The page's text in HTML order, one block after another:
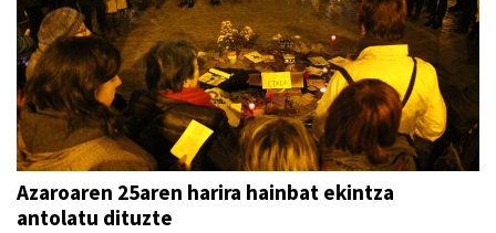
Azaroaren 25aren harira hainbat ekintza
antolatu dituzte